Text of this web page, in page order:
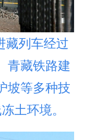
藏列车经过
青藏铁路建
坡等多种技
土环境。